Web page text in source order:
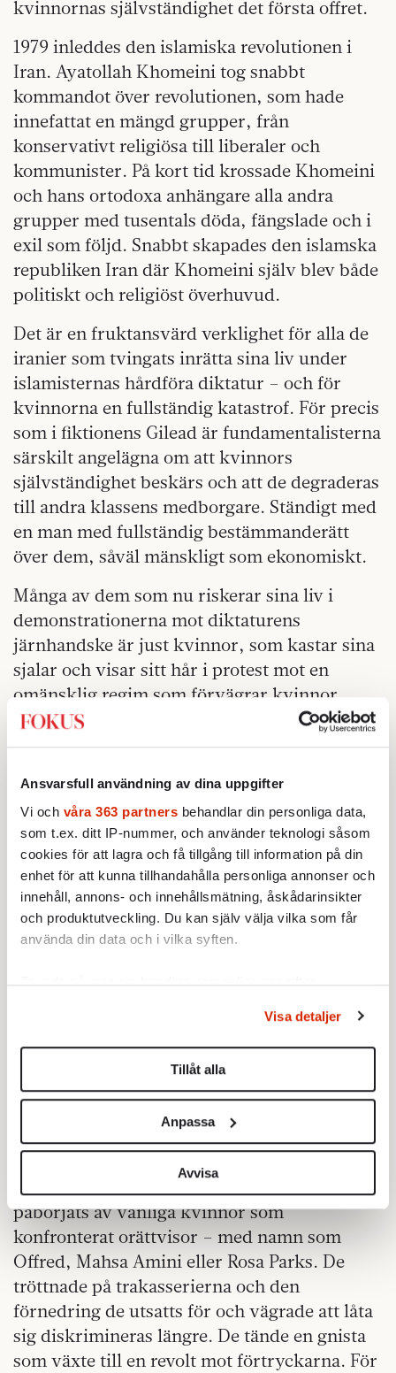
Ansvarsfull användning av dina uppgifter
Vi och våra 363 partners behandlar din personliga data,
som t.ex. ditt IP-nummer, och använder teknologi såsom
cookies för att lagra och få tillgång till information på din
enhet för att kunna tillhandahålla personliga annonser och
innehåll, annons- och innehållsmätning, åskådarinsikter
och produktutveckling. Du kan själv välja vilka som får
använda din data och i vilka syften.
Ta reda på mer om hur dina personliga uppgifter
Du kan ändra eller dra tillbaka ditt samtycke när som
helst från cookie-förklaringen.
Vi använder enhetsidentifierare för att anpassa innehållet
för sociala medier och analysera vår trafik. Vi
vidarebefordrar även sådana identifierare och annan
information från din enhet till de sociala medier och
annons- och analysföretag som vi samarbetar med.
Dessa kan i sin tur kombinera informationen med annan
information som du har tillhandahållit eller som de har
samlat in när du har använt deras tjänster.
Om du vill läsa mer om hur vi hanterar personuppgifter
kan du göra det
Visa detaljer
Tillåt alla
Anpassa
Avvisa
kvinnornas självständighet det första offret.
1979 inleddes den islamiska revolutionen i
Iran. Ayatollah Khomeini tog snabbt
kommandot över revolutionen, som hade
innefattat en mängd grupper, från
konservativt religiösa till liberaler och
kommunister. På kort tid krossade Khomeini
och hans ortodoxa anhängare alla andra
grupper med tusentals döda, fängslade och i
exil som följd. Snabbt skapades den islamska
republiken Iran där Khomeini själv blev både
politiskt och religiöst överhuvud.
Det är en fruktansvärd verklighet för alla de
iranier som tvingats inrätta sina liv under
islamisternas hårdföra diktatur – och för
kvinnorna en fullständig katastrof. För precis
som i fiktionens Gilead är fundamentalisterna
särskilt angelägna om att kvinnors
självständighet beskärs och att de degraderas
till andra klassens medborgare. Ständigt med
en man med fullständig bestämmanderätt
över dem, såväl mänskligt som ekonomiskt.
Många av dem som nu riskerar sina liv i
demonstrationerna mot diktaturens
järnhandske är just kvinnor, som kastar sina
sjalar och visar sitt hår i protest mot en
omänsklig regim som förvägrar kvinnor
rätten till ett självständigt liv. Mahsa Amini
var en 22-årig iransk kvinna som fängslades
av moralpoliserna. Hon misshandlades så
svårt att hon avled. Kort därpå startade
protesten ”Kvinna, liv, frihet”.
påbörjats av vanliga kvinnor som
konfronterat orättvisor – med namn som
Offred, Mahsa Amini eller Rosa Parks. De
tröttnade på trakasserierna och den
förnedring de utsatts för och vägrade att låta
sig diskrimineras längre. De tände en gnista
som växte till en revolt mot förtryckarna. För